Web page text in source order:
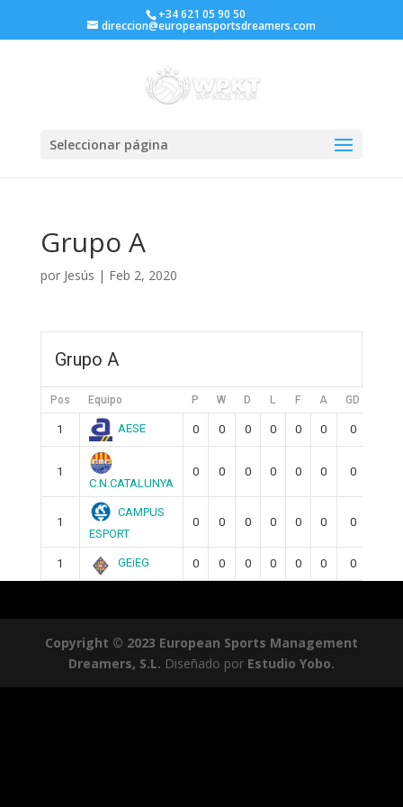
+34 621 05 90 50
direccion@europeansportsdreamers.com
Seleccionar página
Grupo A
por Jesús | Feb 2, 2020
Grupo A
Pos Equipo P W D L F A GD
1 AESE 0 0 0 0 0 0 0
1
C.N.CATALUNYA
0 0 0 0 0 0 0
1
CAMPUS
ESPORT
0 0 0 0 0 0 0
1 GEiEG 0 0 0 0 0 0 0
Copyright © 2023 European Sports Management
Dreamers, S.L. Diseñado por Estudio Yobo.